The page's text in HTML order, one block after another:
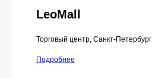
LeoMall
Торговый центр, Санкт-Петербург
Подробнее